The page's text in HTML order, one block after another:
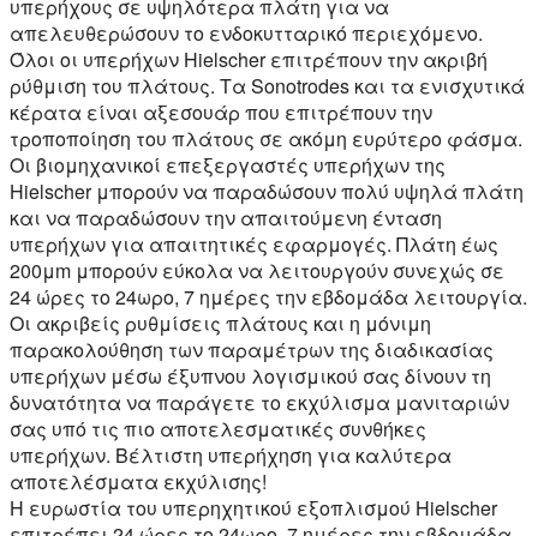
υπερήχους σε υψηλότερα πλάτη για να
απελευθερώσουν το ενδοκυτταρικό περιεχόμενο.
Όλοι οι υπερήχων Hielscher επιτρέπουν την ακριβή
ρύθμιση του πλάτους. Τα Sonotrodes και τα ενισχυτικά
κέρατα είναι αξεσουάρ που επιτρέπουν την
τροποποίηση του πλάτους σε ακόμη ευρύτερο φάσμα.
Οι βιομηχανικοί επεξεργαστές υπερήχων της
Hielscher μπορούν να παραδώσουν πολύ υψηλά πλάτη
και να παραδώσουν την απαιτούμενη ένταση
υπερήχων για απαιτητικές εφαρμογές. Πλάτη έως
200μm μπορούν εύκολα να λειτουργούν συνεχώς σε
24 ώρες το 24ωρο, 7 ημέρες την εβδομάδα λειτουργία.
Οι ακριβείς ρυθμίσεις πλάτους και η μόνιμη
παρακολούθηση των παραμέτρων της διαδικασίας
υπερήχων μέσω έξυπνου λογισμικού σας δίνουν τη
δυνατότητα να παράγετε το εκχύλισμα μανιταριών
σας υπό τις πιο αποτελεσματικές συνθήκες
υπερήχων. Βέλτιστη υπερήχηση για καλύτερα
αποτελέσματα εκχύλισης!
Η ευρωστία του υπερηχητικού εξοπλισμού Hielscher